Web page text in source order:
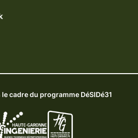
cadre du programme DéSIDé31